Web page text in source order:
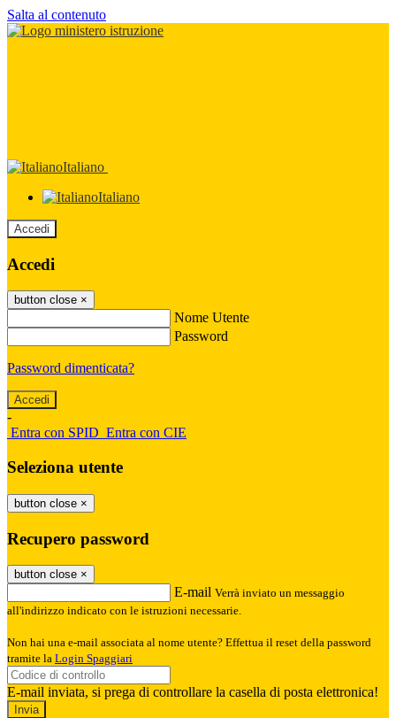
Salta al contenuto
Italiano
Italiano
Accedi
Accedi
button close ×
Nome Utente
Password
Password dimenticata?
-
Entra con SPID Entra con CIE
Seleziona utente
button close ×
Recupero password
button close ×
E-mail Verrà inviato un messaggio
all'indirizzo indicato con le istruzioni necessarie.
Non hai una e-mail associata al nome utente? Effettua il reset della password
tramite la Login Spaggiari
E-mail inviata, si prega di controllare la casella di posta elettronica!